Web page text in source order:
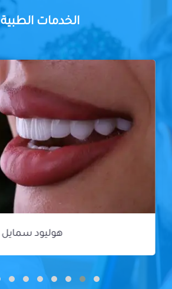
الخدمات الطبية
هوليود سمايل